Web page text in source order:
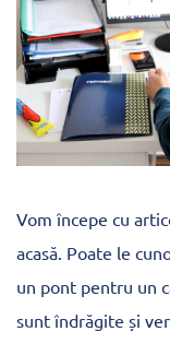
Vom începe cu
acasă. Poate le
un pont pentru un
sunt îndrăgite și